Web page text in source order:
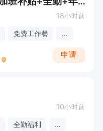
18小时前
免费工作餐 ...
申请
10小时前
全勤福利 ...